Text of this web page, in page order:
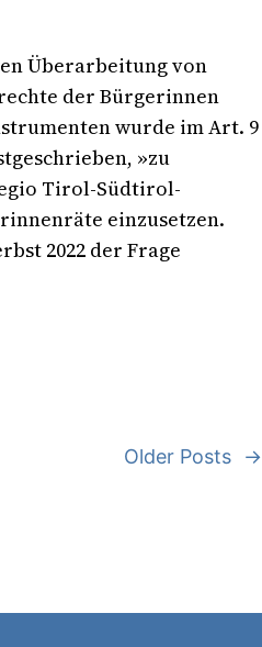
Überarbeitung von
der Bürgerinnen
wurde im Art. 9
»zu
Tirol-Südtirol-
einzusetzen.
2022 der Frage
Older Posts →